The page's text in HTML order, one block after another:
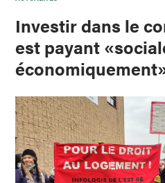
Investir dans le
est payant